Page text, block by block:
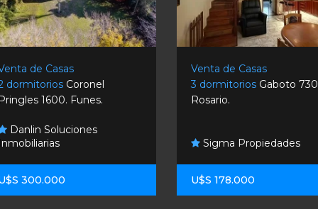
de Casas
dormitorios Coronel
Pringles 1600. Funes.
Danlin Soluciones
Inmobiliarias
300.000
Venta de Casas
3 dormitorios Gaboto
Rosario.
Sigma Propiedades
U$S 178.000